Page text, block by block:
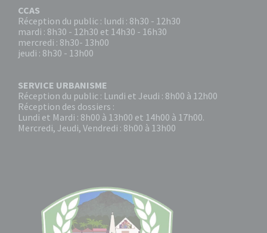
CCAS
Réception du public : lundi : 8h30 - 12h30
mardi : 8h30 - 12h30 et 14h30 - 16h30
mercredi : 8h30- 13h00
jeudi : 8h30 - 13h00
SERVICE URBANISME
Réception du public : Lundi et Jeudi : 8h00 à 12h00
Réception des dossiers :
Lundi et Mardi : 8h00 à 13h00 et 14h00 à 17h00.
Mercredi, Jeudi, Vendredi : 8h00 à 13h00